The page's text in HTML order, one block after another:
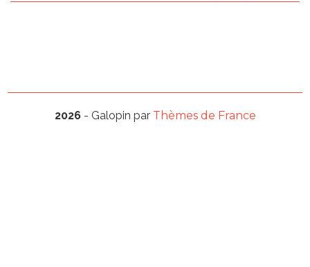
2026- Galopin par Thèmes de France